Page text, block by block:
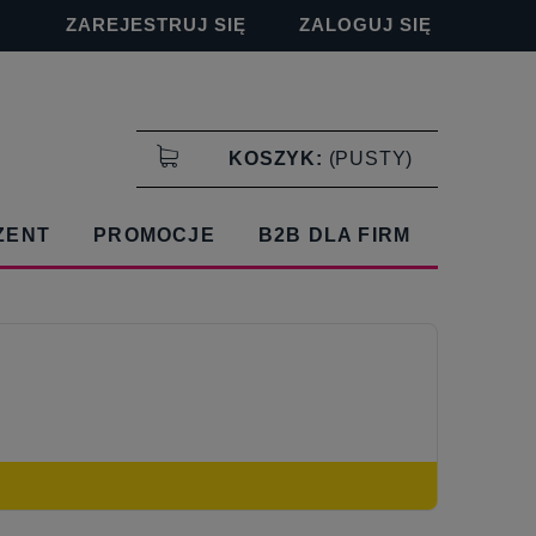
ZAREJESTRUJ SIĘ ZALOGUJ SIĘ
KOSZYK: (PUSTY)
PROMOCJE B2B DLA FIRM